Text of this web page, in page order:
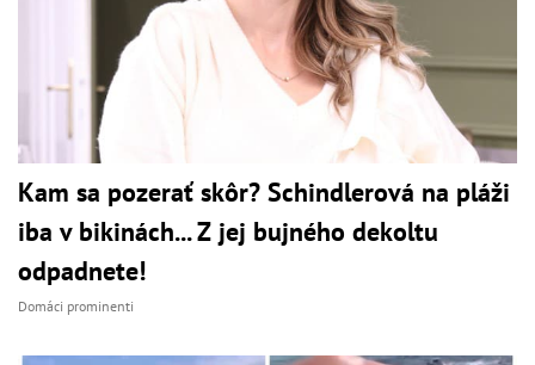
Kam sa pozerať skôr? Schindlerová na pláži
iba v bikinách... Z jej bujného dekoltu
odpadnete!
Domáci prominenti